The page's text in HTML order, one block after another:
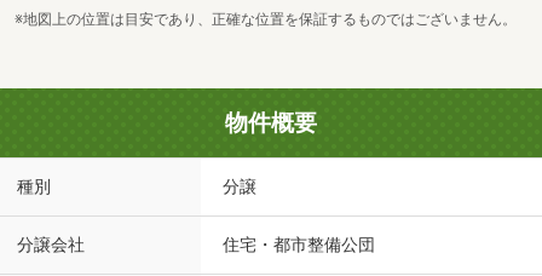
※地図上の位置は目安であり、正確な位置を保証するものではございません。
物件概要
種別 分譲
分譲会社 住宅・都市整備公団